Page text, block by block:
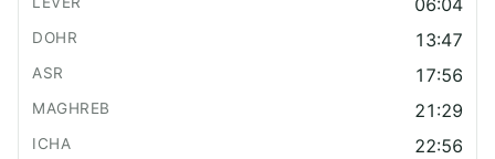
06:04
13:47
17:56
21:29
22:56